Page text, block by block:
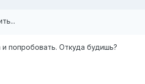
попробовать. Откуда будишь?